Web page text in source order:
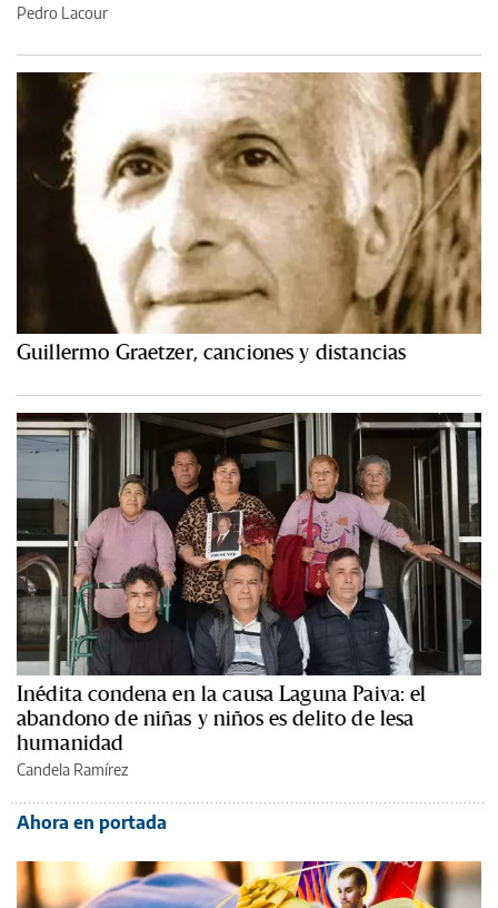
Pedro Lacour
Guillermo Graetzer, canciones y distancias
Inédita condena en la causa Laguna Paiva: el
abandono de niñas y niños es delito de lesa
humanidad
Candela Ramírez
Ahora en portada